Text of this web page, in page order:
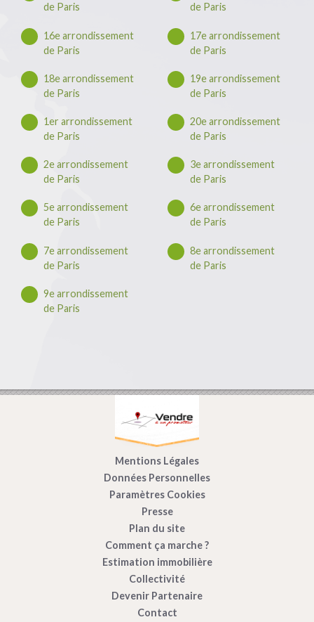
de Paris
de Paris
16e arrondissement
de Paris
17e arrondissement
de Paris
18e arrondissement
de Paris
19e arrondissement
de Paris
1er arrondissement
de Paris
20e arrondissement
de Paris
2e arrondissement
de Paris
3e arrondissement
de Paris
5e arrondissement
de Paris
6e arrondissement
de Paris
7e arrondissement
de Paris
8e arrondissement
de Paris
9e arrondissement
de Paris
Mentions Légales
Données Personnelles
Paramètres Cookies
Presse
Plan du site
Comment ça marche ?
Estimation immobilière
Collectivité
Devenir Partenaire
Contact